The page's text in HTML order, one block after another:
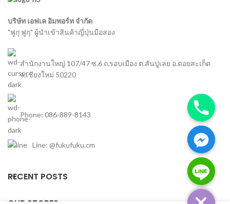
บริษัท เอฟเค อิมพอร์ท จำกัด
"ฟูกุ ฟูกุ" ผู้นำเข้าสินค้าญี่ปุ่นมือสอง
สำนักงานใหญ่ 107/47 ซ.6 ถ.รอบเมือง ต.สันปูเลย อ.ดอยสะเก็ด
จ.เชียงใหม่ 50220
Phone: 086-889-8143
Line: @fukufuku.cm
RECENT POSTS
Hide
chaty